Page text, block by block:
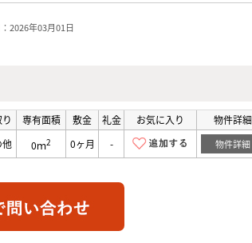
2026年03月01日
専有面積 敷金 礼金 お気に入り
物件詳細
他 0ｍ2 0ヶ月 - 物件詳細